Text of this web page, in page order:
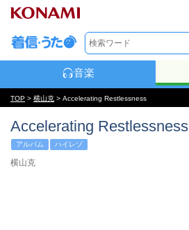
音楽
TOP > 横山克 > Accelerating Restlessness
Accelerating Restlessness
アルバム ハイレゾ
横山克